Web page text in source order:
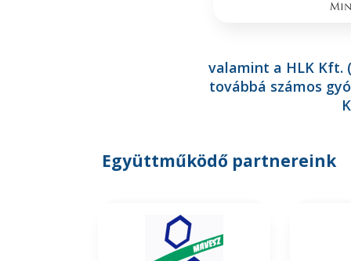
valamint a HLK Kft.
továbbá számos
Együttműködő partnereink